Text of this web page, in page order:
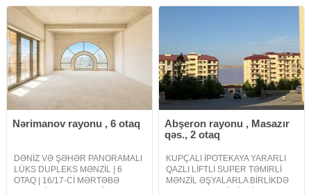
olan
Nərimanov rayonu , 6 otaq
DƏNİZ VƏ ŞƏHƏR PANORAMALI
LÜKS DUPLEKS MƏNZİL | 6
OTAQ | 16/17-Cİ MƏRTƏBƏ
Abşeron rayonu , Masazır
qəs., 2 otaq
KUPÇALI İPOTEKAYA YARARLI
QAZLI LİFTLİ SUPER TƏMİRLİ
MƏNZİL ƏŞYALARLA BİRLİKDƏ